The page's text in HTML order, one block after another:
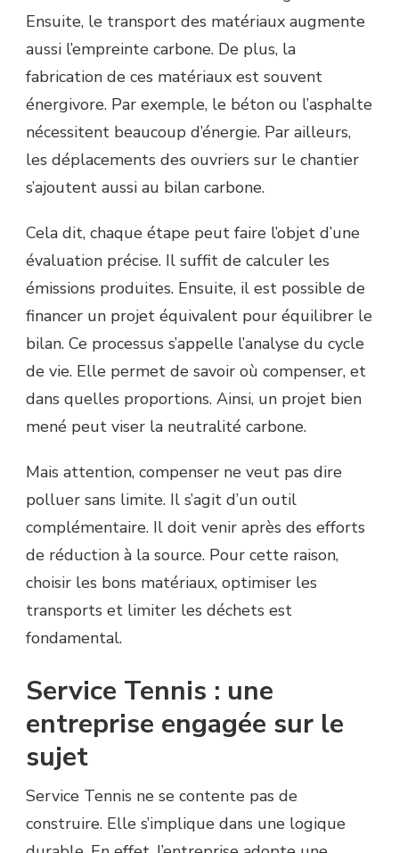
Ensuite, le transport des matériaux augmente
aussi l’empreinte carbone. De plus, la
fabrication de ces matériaux est souvent
énergivore. Par exemple, le béton ou l’asphalte
nécessitent beaucoup d’énergie. Par ailleurs,
les déplacements des ouvriers sur le chantier
s’ajoutent aussi au bilan carbone.
Cela dit, chaque étape peut faire l’objet d’une
évaluation précise. Il suffit de calculer les
émissions produites. Ensuite, il est possible de
financer un projet équivalent pour équilibrer le
bilan. Ce processus s’appelle l’analyse du cycle
de vie. Elle permet de savoir où compenser, et
dans quelles proportions. Ainsi, un projet bien
mené peut viser la neutralité carbone.
Mais attention, compenser ne veut pas dire
polluer sans limite. Il s’agit d’un outil
complémentaire. Il doit venir après des efforts
de réduction à la source. Pour cette raison,
choisir les bons matériaux, optimiser les
transports et limiter les déchets est
fondamental.
Service Tennis : une
entreprise engagée sur le
sujet
Service Tennis ne se contente pas de
construire. Elle s’implique dans une logique